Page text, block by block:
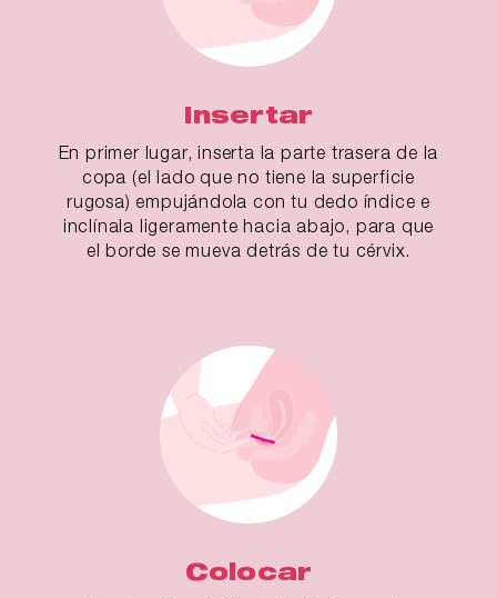
Insertar
En primer lugar, inserta la parte trasera de la
copa (el lado que no tiene la superficie
rugosa) empujándola con tu dedo índice e
inclínala ligeramente hacia abajo, para que
el borde se mueva detrás de tu cérvix.
Colocar